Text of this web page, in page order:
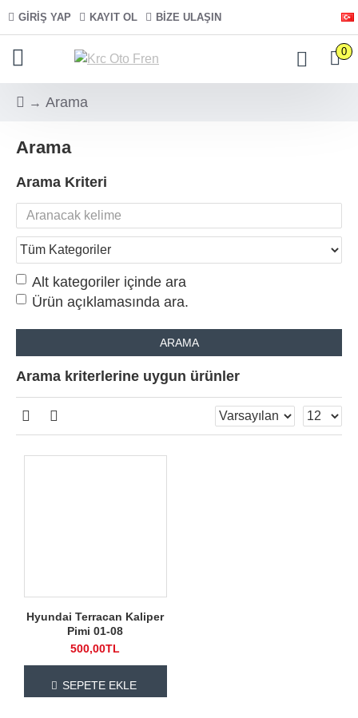
GIRIŞ YAP KAYIT OL BIZE ULAŞIN
0
Arama
Arama
Arama Kriteri
Alt kategoriler içinde ara
Ürün açıklamasında ara.
ARAMA
Arama kriterlerine uygun ürünler
Hyundai Terracan Kaliper
Pimi 01-08
500,00TL
SEPETE EKLE